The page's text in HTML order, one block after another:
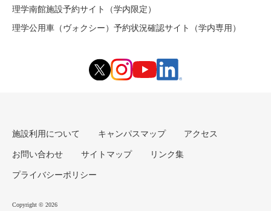
理学南館施設予約サイト（学内限定）
理学公用車（ヴォクシー）予約状況確認サイト（学内専用）
施設利用について キャンパスマップ アクセス
お問い合わせ サイトマップ リンク集
プライバシーポリシー
Copyright © 2026